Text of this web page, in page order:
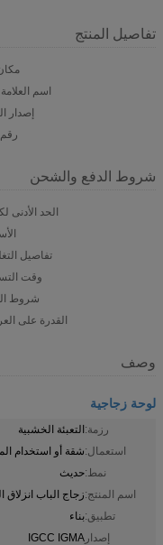
تفاصيل المنتج
اسم العلامة
إصدار
رقم
شروط الدفع والشحن
الحد الأدنى
تفاصيل
وقت
شروط
القدرة على
وصف
لوحة زجاجية
رزمة:التعبئة الخشبية
استعمال:شقة أو استخدام
نمط:حديث
اسم المنتج:زجاج الباب انزلاق
تطبيق:بناء
إصدار IGCC IGMA